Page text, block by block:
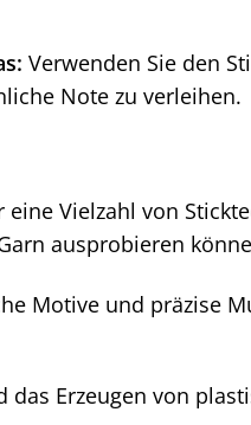
Verwenden Sie den
Note zu verleihen.
Vielzahl von
ausprobieren
Motive und präzise
Erzeugen von